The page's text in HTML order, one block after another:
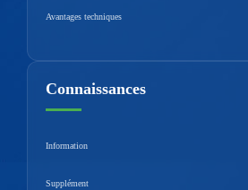
Avantages techniques
Connaissances
Information
Supplément